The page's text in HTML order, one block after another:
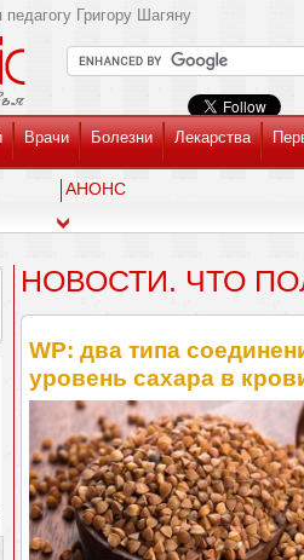
Григору Шагяну
Врачи Болезни Лекарства
АНОНС
НОВОСТИ. ЧТО
WP: два типа
уровень сахара в